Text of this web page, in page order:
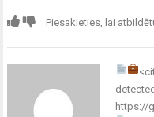
Piesakieties, lai
https://